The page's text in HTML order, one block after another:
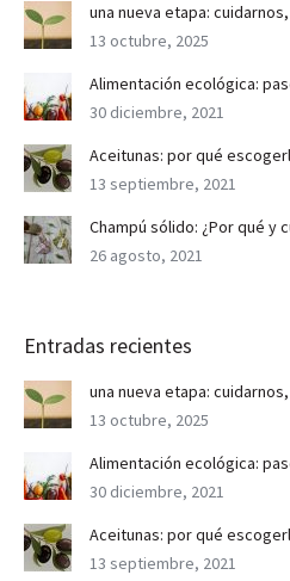
una nueva etapa:
13 octubre, 2025
Alimentación ecológica:
30 diciembre, 2021
Aceitunas: por qué
13 septiembre, 2021
Champú sólido: ¿Por qué y
26 agosto, 2021
Entradas recientes
una nueva etapa:
13 octubre, 2025
Alimentación ecológica:
30 diciembre, 2021
Aceitunas: por qué
13 septiembre, 2021